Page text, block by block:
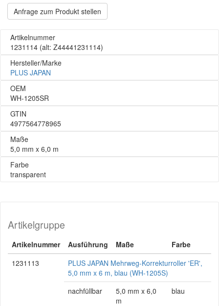
Anfrage zum Produkt stellen
Artikelnummer
1231114 (alt: Z44441231114)
Hersteller/Marke
PLUS JAPAN
OEM
WH-1205SR
GTIN
4977564778965
Maße
5,0 mm x 6,0 m
Farbe
transparent
Artikelgruppe
Artikelnummer Ausführung Maße
Farbe
1231113
PLUS JAPAN Mehrweg-Korrekturroller 'ER',
5,0 mm x 6 m, blau (WH-1205S)
nachfüllbar
5,0 mm x 6,0
m
blau